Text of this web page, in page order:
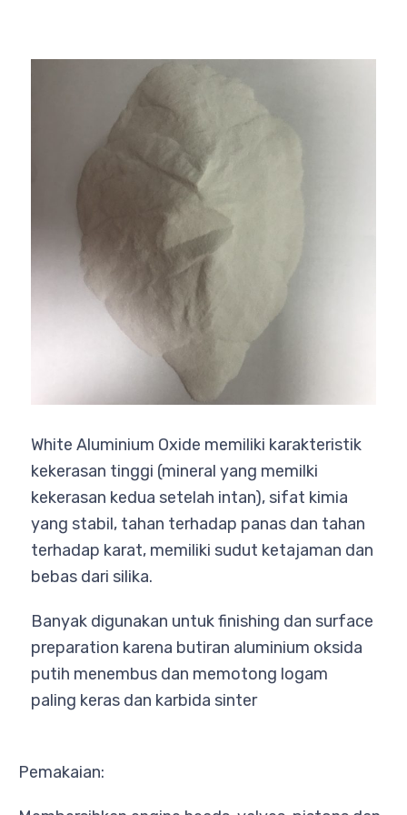
White Aluminium Oxide memiliki karakteristik
kekerasan tinggi (mineral yang memilki
kekerasan kedua setelah intan), sifat kimia
yang stabil, tahan terhadap panas dan tahan
terhadap karat, memiliki sudut ketajaman dan
bebas dari silika.
Banyak digunakan untuk finishing dan surface
preparation karena butiran aluminium oksida
putih menembus dan memotong logam
paling keras dan karbida sinter
Pemakaian: